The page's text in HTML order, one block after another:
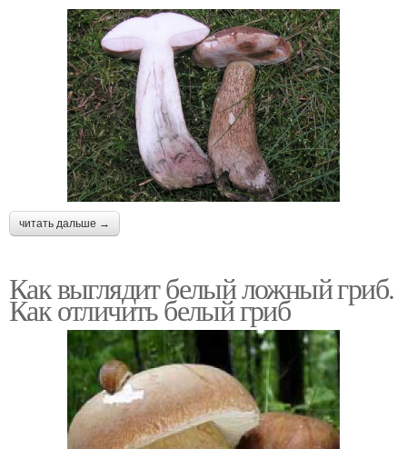
читать дальше →
Как выглядит белый ложный гриб.
Как отличить белый гриб